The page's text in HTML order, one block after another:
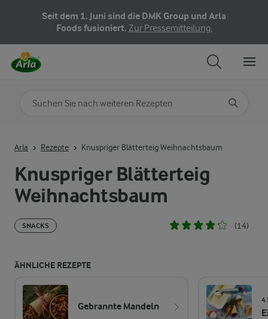
Seit dem 1. Juni sind die DMK Group und Arla
Foods fusioniert. Zur Pressemitteilung.
Knuspriger Blätterteig
Weihnachtsbaum
SNACKS (14)
ÄHNLICHE REZEPTE
Gebrannte Mandeln
4
Arla Rezepte Knuspriger Blätterteig Weihnachtsbaum
Nach Kategorie suchen